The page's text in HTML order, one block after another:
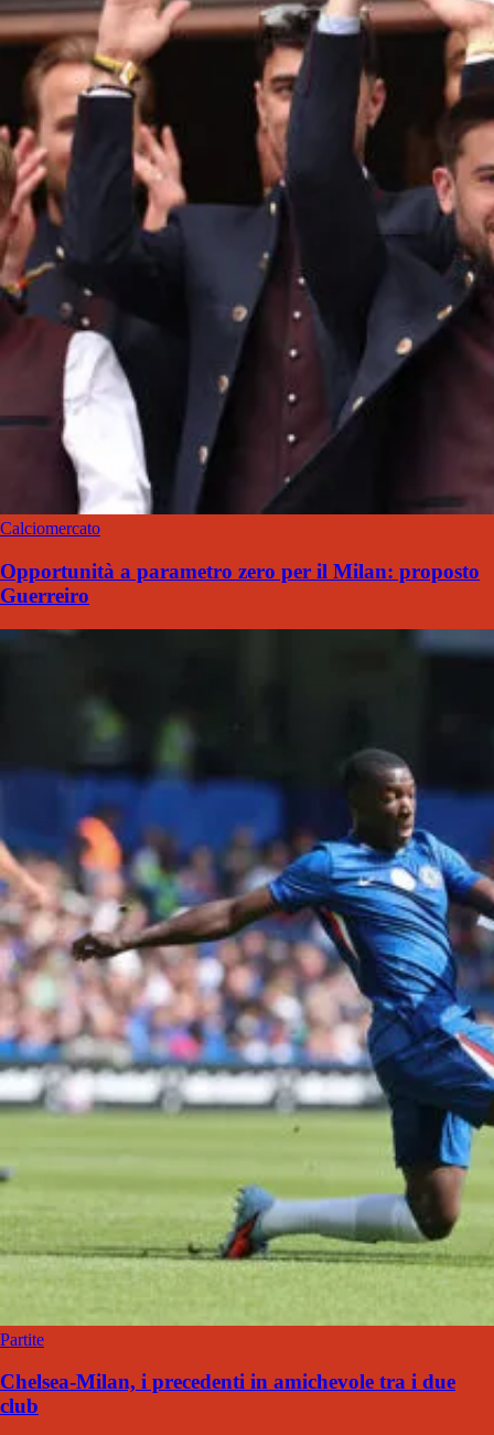
Calciomercato
Opportunità a parametro zero per il Milan: proposto
Guerreiro
Partite
Chelsea-Milan, i precedenti in amichevole tra i due
club